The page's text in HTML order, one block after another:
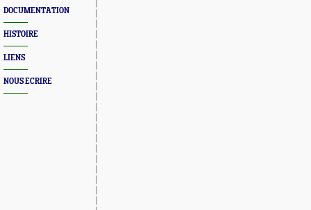
DOCUMENTATION
HISTOIRE
LIENS
NOUS ECRIRE